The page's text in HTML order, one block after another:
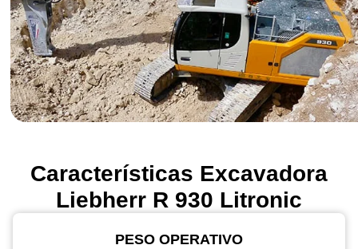
Características Excavadora
Liebherr R 930 Litronic
PESO OPERATIVO